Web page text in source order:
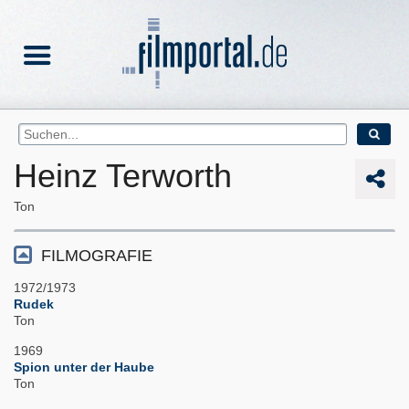
Heinz Terworth
Ton
FILMOGRAFIE
1972/1973
Rudek
Ton
1969
Spion unter der Haube
Ton